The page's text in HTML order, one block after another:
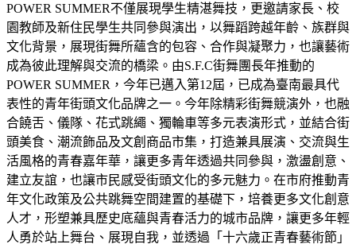
POWER SUMMER不僅展現學生精湛舞技，更邀請家長、校
園教師及新住民學生共同參與演出，以舞蹈跨越年齡、族群與
文化背景，展現街舞所蘊含的包容、合作與凝聚力，也讓藝術
成為彼此理解與交流的橋梁。由S.F.C街舞團長年推動的
POWER SUMMER，今年已邁入第12屆，已成為臺南最具代
表性的青年街頭文化品牌之一。今年除精彩街舞競演外，也融
合饒舌、儀隊、花式跳繩、獨輪車等多元表演形式，並結合街
頭美食、潮流飾品及文創商品市集，打造兼具展演、交流與生
活風格的青春嘉年華，讓更多青年透過共同參與，激盪創意、
建立友誼，也讓市民感受街頭文化的多元魅力。在市府推動青
年文化政策及公共跳舞空間建置的基礎下，培養更多文化創意
人才，形塑兼具歷史底蘊與青春活力的城市品牌，讓更多年輕
人勇於站上舞台、展現自我，並透過「十六歲正青春藝術節」